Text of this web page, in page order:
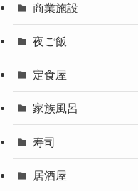
商業施設
夜ご飯
定食屋
家族風呂
寿司
居酒屋